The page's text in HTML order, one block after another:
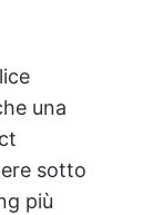
una
sotto
più